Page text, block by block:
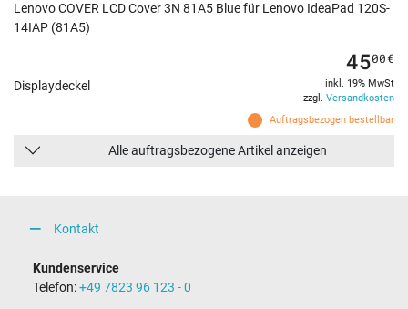
Lenovo COVER LCD Cover 3N 81A5 Blue für Lenovo IdeaPad 120S-
14IAP (81A5)
Displaydeckel
Auftragsbezogen bestellbar
4500€
inkl. 19% MwSt
zzgl. Versandkosten
Alle auftragsbezogene Artikel anzeigen
Kontakt
Kundenservice
Telefon:+49 7823 96 123 - 0